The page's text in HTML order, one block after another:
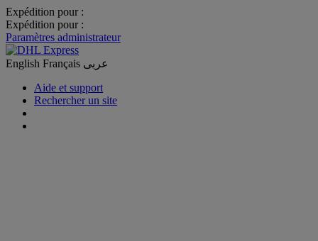
Expédition pour :
Expédition pour :
Paramètres administrateur
English Français عربى
Aide et support
Rechercher un site